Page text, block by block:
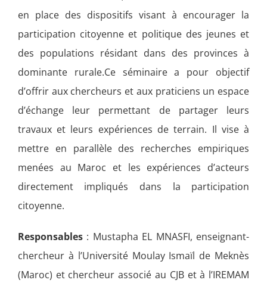
en place des dispositifs visant à encourager la
participation citoyenne et politique des jeunes et
des populations résidant dans des provinces à
dominante rurale.Ce séminaire a pour objectif
d’offrir aux chercheurs et aux praticiens un espace
d’échange leur permettant de partager leurs
travaux et leurs expériences de terrain. Il vise à
mettre en parallèle des recherches empiriques
menées au Maroc et les expériences d’acteurs
directement impliqués dans la participation
citoyenne.
Responsables: Mustapha EL MNASFI, enseignant-
chercheur à l’Université Moulay Ismaïl de Meknès
(Maroc) et chercheur associé au CJB et à l’IREMAM